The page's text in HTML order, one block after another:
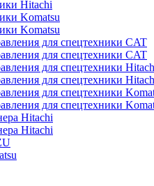
Hitachi
Komatsu
Komatsu
для спецтехники CAT
для спецтехники CAT
для спецтехники
для спецтехники
для спецтехники
для спецтехники
Hitachi
Hitachi